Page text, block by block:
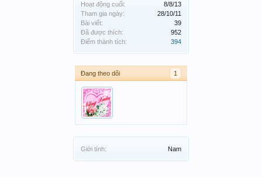
Hoạt động cuối:
8/8/13
Tham gia ngày:
28/10/11
Bài viết:
39
Đã được thích:
952
Điểm thành tích:
394
Đang theo dõi 1
Giới tính: Nam